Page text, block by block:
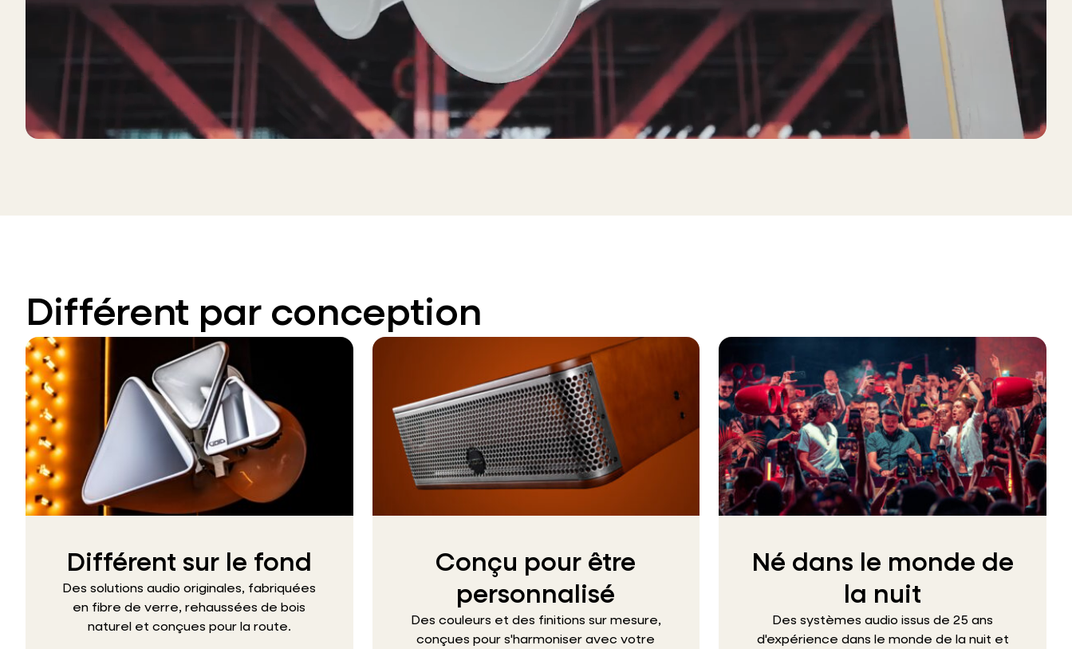
Différent par conception
Différent sur le fond
Des solutions audio originales, fabriquées
en fibre de verre, rehaussées de bois
naturel et conçues pour la route.
Conçu pour être
personnalisé
Des couleurs et des finitions sur mesure,
conçues pour s'harmoniser avec votre
Né dans le monde de
la nuit
Des systèmes audio issus de 25 ans
d'expérience dans le monde de la nuit et